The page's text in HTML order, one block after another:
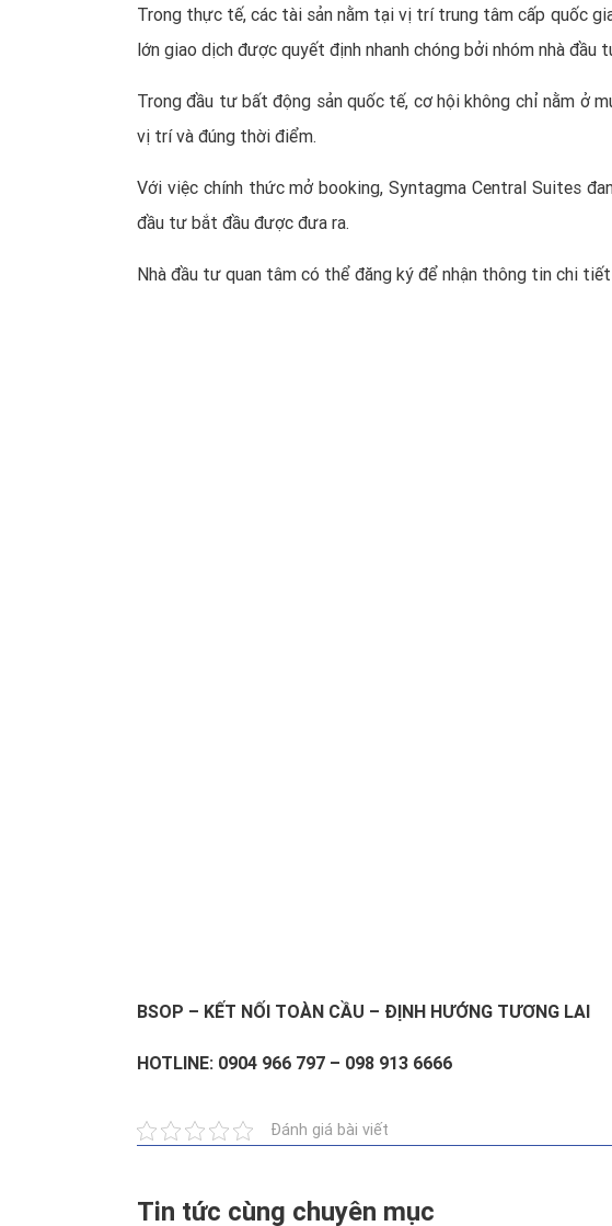
Trong thực tế, các tài sản nằm tại vị trí trung tâm cấp quốc
lớn giao dịch được quyết định nhanh chóng bởi nhóm nhà đầu
Trong đầu tư bất động sản quốc tế, cơ hội không chỉ nằm ở
vị trí và đúng thời điểm.
Với việc chính thức mở booking, Syntagma Central Suites
đầu tư bắt đầu được đưa ra.
Nhà đầu tư quan tâm có thể đăng ký để nhận thông tin chi
BSOP – KẾT NỐI TOÀN CẦU – ĐỊNH HƯỚNG TƯƠNG LAI
HOTLINE: 0904 966 797 – 098 913 6666
Đánh giá bài viết
Tin tức cùng chuyên mục